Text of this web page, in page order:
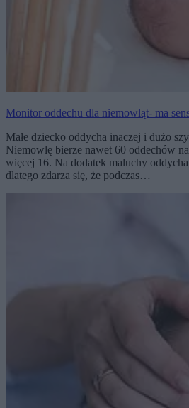
Monitor oddechu dla niemowląt- ma
Małe dziecko oddycha inaczej i dużo
Niemowlę bierze nawet 60 oddechów
więcej 16. Na dodatek maluchy
dlatego zdarza się, że podczas…